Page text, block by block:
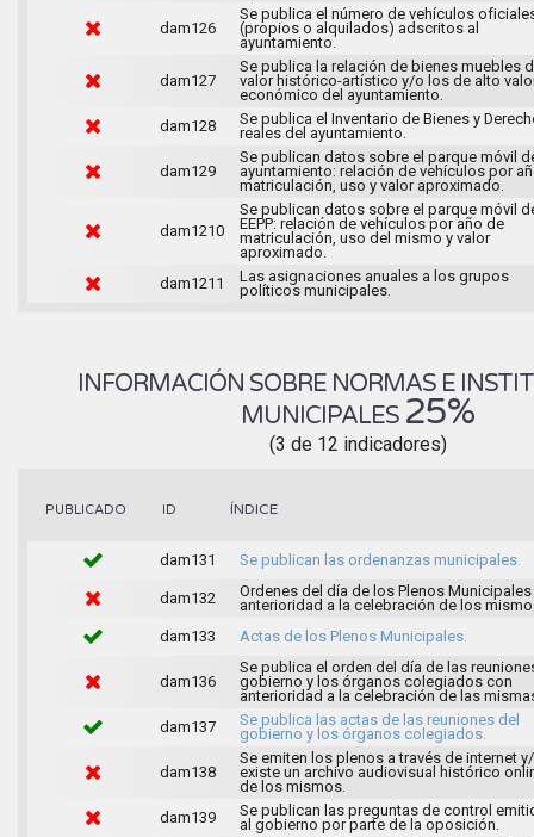
dam126
Se publica el número de vehículos
(propios o alquilados) adscritos al
ayuntamiento.
dam127
Se publica la relación de bienes muebles
valor histórico-artístico y/o los de alto
económico del ayuntamiento.
dam128
Se publica el Inventario de Bienes y
reales del ayuntamiento.
dam129
Se publican datos sobre el parque móvil
ayuntamiento: relación de vehículos por
matriculación, uso y valor aproximado.
dam1210
Se publican datos sobre el parque móvil
EEPP: relación de vehículos por año de
matriculación, uso del mismo y valor
aproximado.
dam1211
Las asignaciones anuales a los grupos
políticos municipales.
INFORMACIÓN SOBRE NORMAS E
MUNICIPALES 25%
(3 de 12 indicadores)
PUBLICADO ID ÍNDICE
dam131 Se publican las ordenanzas municipales.
dam132
Ordenes del día de los Plenos
anterioridad a la celebración de los
dam133
Actas de los Plenos Municipales.
dam136
Se publica el orden del día de las
gobierno y los órganos colegiados con
anterioridad a la celebración de las
dam137
Se publica las actas de las reuniones del
gobierno y los órganos colegiados.
dam138
Se emiten los plenos a través de internet
existe un archivo audiovisual histórico
de los mismos.
dam139
Se publican las preguntas de control
al gobierno por parte de la oposición.